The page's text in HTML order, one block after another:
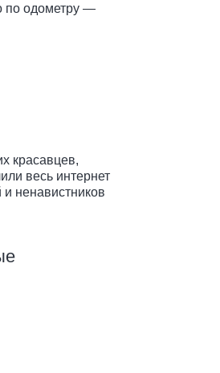
по одометру —
красавцев,
весь интернет
ненавистников